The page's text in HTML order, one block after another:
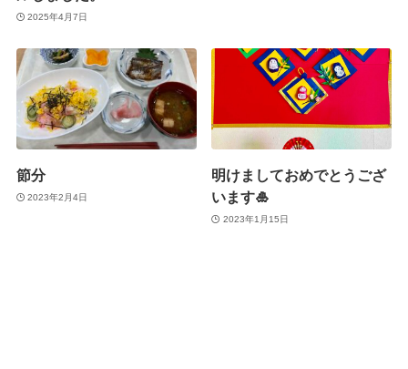
2025年4月7日
節分
2023年2月4日
明けましておめでとうござ
います🎍
2023年1月15日